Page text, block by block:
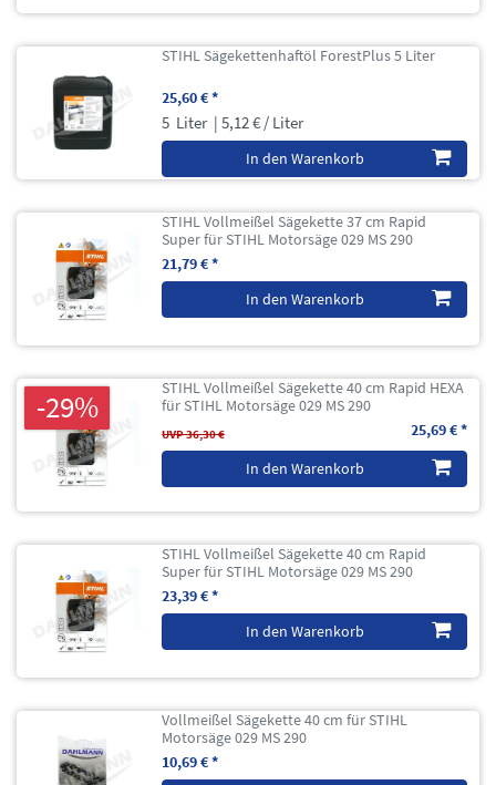
STIHL Sägekettenhaftöl ForestPlus 5 Liter
25,60 € *
5 Liter | 5,12 € / Liter
In den Warenkorb
STIHL Vollmeißel Sägekette 37 cm Rapid
Super für STIHL Motorsäge 029 MS 290
21,79 € *
In den Warenkorb
-29%
STIHL Vollmeißel Sägekette 40 cm Rapid HEXA
für STIHL Motorsäge 029 MS 290
UVP 36,30 €
25,69 € *
In den Warenkorb
STIHL Vollmeißel Sägekette 40 cm Rapid
Super für STIHL Motorsäge 029 MS 290
23,39 € *
In den Warenkorb
Vollmeißel Sägekette 40 cm für STIHL
Motorsäge 029 MS 290
10,69 € *